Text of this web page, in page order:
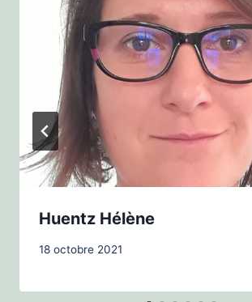
Huentz Hélène
18 octobre 2021